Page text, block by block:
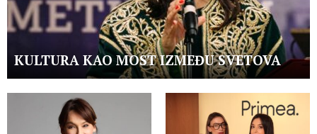
KULTURA KAO MOST IZMEĐU SVETOVA